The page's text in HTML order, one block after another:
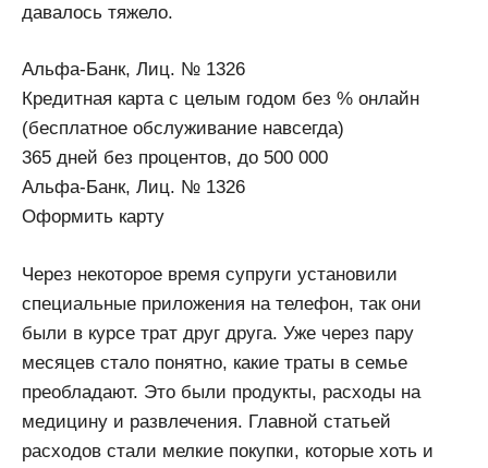
давалось тяжело.
Альфа-Банк, Лиц. № 1326
Кредитная карта с целым годом без % онлайн
(бесплатное обслуживание навсегда)
365 дней без процентов, до 500 000
Альфа-Банк, Лиц. № 1326
Оформить карту
Через некоторое время супруги установили
специальные приложения на телефон, так они
были в курсе трат друг друга. Уже через пару
месяцев стало понятно, какие траты в семье
преобладают. Это были продукты, расходы на
медицину и развлечения. Главной статьей
расходов стали мелкие покупки, которые хоть и